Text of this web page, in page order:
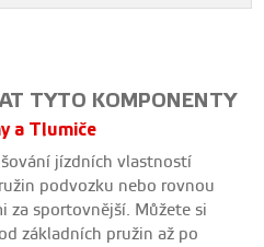
TYTO KOMPONENTY
a Tlumiče
jízdních vlastností
podvozku nebo rovnou
za sportovnější. Můžete si
základních pružin až po